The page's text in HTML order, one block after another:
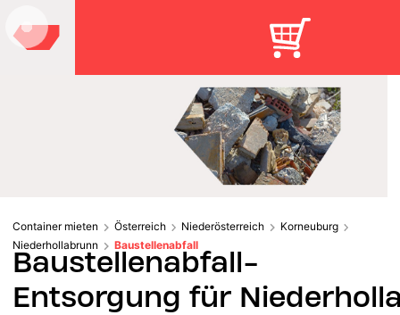
Container mieten Österreich Niederösterreich
Korneuburg
Niederhollabrunn
Baustellenabfall
Baustellenabfall-
Entsorgung für